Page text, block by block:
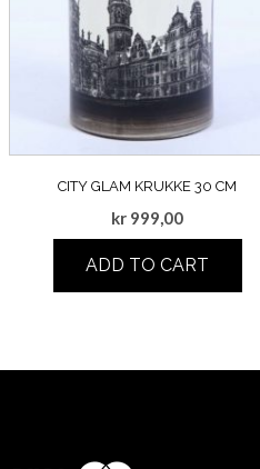
CITY GLAM KRUKKE 30 CM
kr 999,00
ADD TO CART